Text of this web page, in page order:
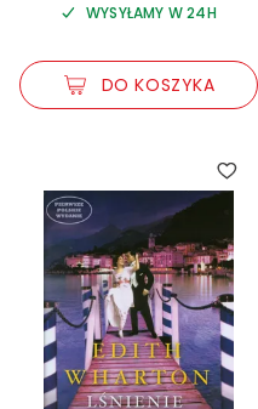
WYSYŁAMY W 24H
DO KOSZYKA
4.00